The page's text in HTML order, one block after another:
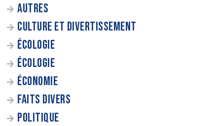
AUTRES
CULTURE ET DIVERTISSEMENT
ÉCOLOGIE
ÉCOLOGIE
ÉCONOMIE
FAITS DIVERS
POLITIQUE